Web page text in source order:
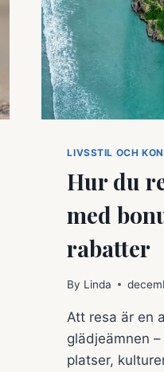
LIVSSTIL OCH
Hur du
med
rabatter
By Linda
Att resa är en
glädjeämnen
platser,